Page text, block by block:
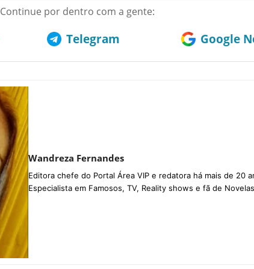
Continue por dentro com a gente:
Telegram Google
Wandreza Fernandes
Editora chefe do Portal Área VIP e redatora há mais de 20
Especialista em Famosos, TV, Reality shows e fã de